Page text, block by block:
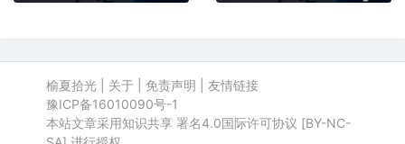
榆夏拾光| 关于| 免责声明
友情链接
豫ICP备16010090号-1
本站文章采用知识共享 署名4.0国际许可协议 [BY-NC-